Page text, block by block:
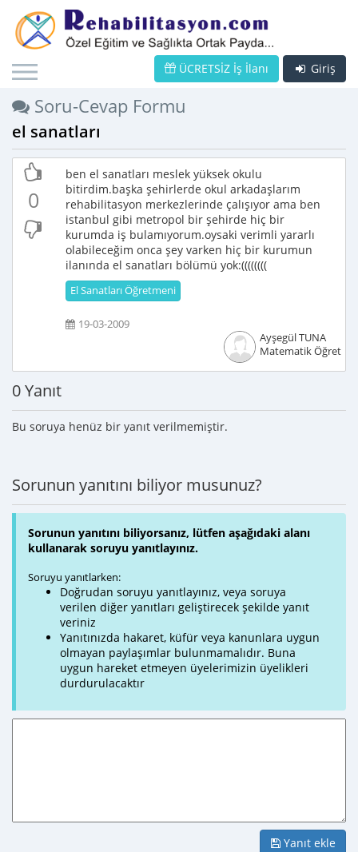
Giriş
ÜCRETSİZ İş İlanı
Soru-Cevap Formu
el sanatları
0
ben el sanatları meslek yüksek okulu
bitirdim.başka şehirlerde okul arkadaşlarım
rehabilitasyon merkezlerinde çalışıyor ama ben
istanbul gibi metropol bir şehirde hiç bir
kurumda iş bulamıyorum.oysaki verimli yararlı
olabileceğim onca şey varken hiç bir kurumun
ilanında el sanatları bölümü yok:((((((((
El Sanatları Öğretmeni
19-03-2009
Ayşegül TUNA
Matematik
0 Yanıt
Bu soruya henüz bir yanıt verilmemiştir.
Sorunun yanıtını biliyor musunuz?
Sorunun yanıtını biliyorsanız, lütfen aşağıdaki alanı
kullanarak soruyu yanıtlayınız.
Soruyu yanıtlarken:
Doğrudan soruyu yanıtlayınız, veya soruya
verilen diğer yanıtları geliştirecek şekilde yanıt
veriniz
Yanıtınızda hakaret, küfür veya kanunlara uygun
olmayan paylaşımlar bulunmamalıdır. Buna
uygun hareket etmeyen üyelerimizin üyelikleri
durdurulacaktır
Yanıt ekle